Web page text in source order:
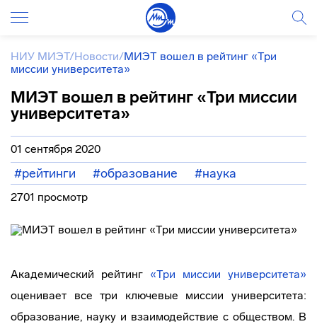
НИУ МИЭТ/Новости/МИЭТ вошел в рейтинг «Три
миссии университета»
МИЭТ вошел в рейтинг «Три миссии
университета»
01 сентября 2020
#рейтинги #образование #наука
2701 просмотр
Академический рейтинг «Три миссии университета»
оценивает все три ключевые миссии университета:
образование, науку и взаимодействие с обществом. В